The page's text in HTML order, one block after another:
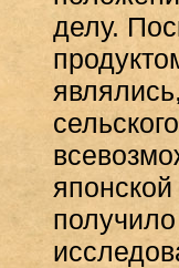
делу.